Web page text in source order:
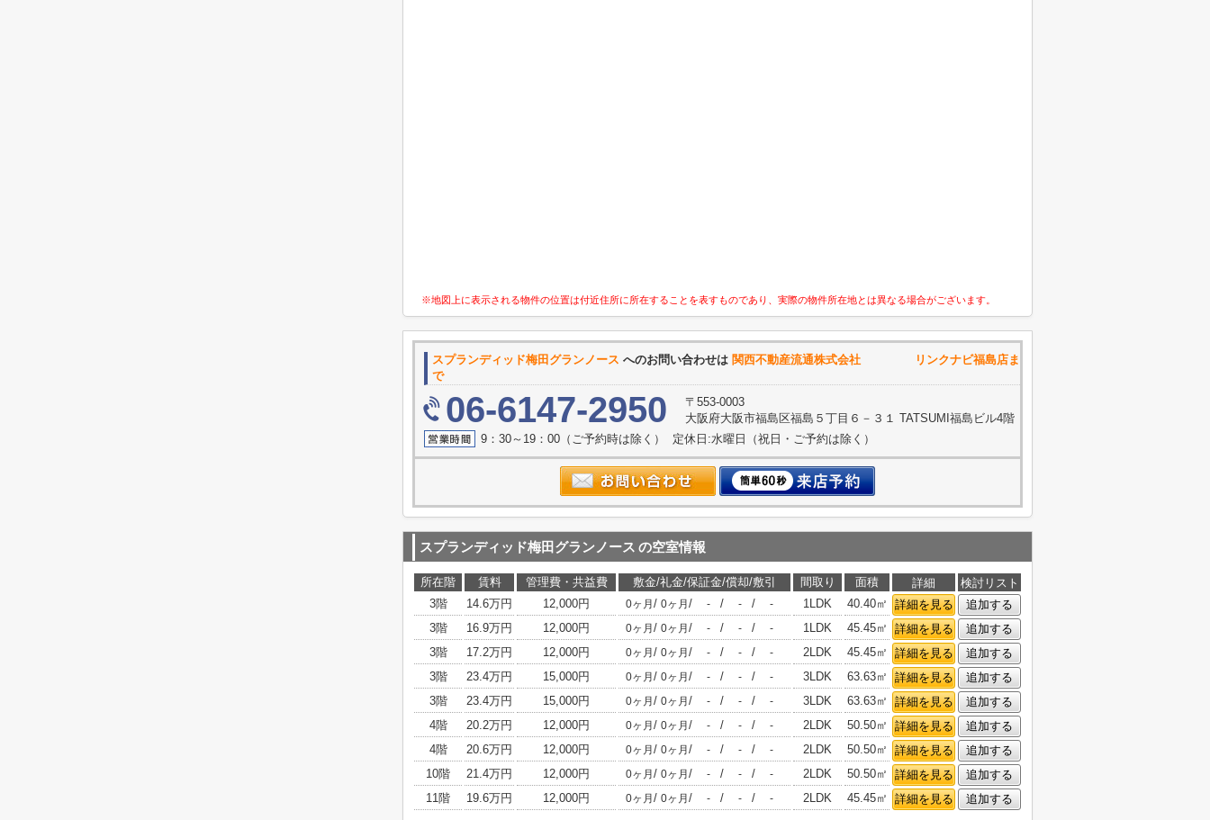
※地図上に表示される物件の位置は付近住所に所在することを表すものであり、実際の物件所在地とは異なる場合がございます。
スプランディッド梅田グランノース へのお問い合わせは 関西不動産流通株式会社 リンクナビ福島店ま
で
06-6147-2950
〒553-0003
大阪府大阪市福島区福島５丁目６－３１ TATSUMI福島ビル4階
9：30～19：00（ご予約時は除く） 定休日:水曜日（祝日・ご予約は除く）
スプランディッド梅田グランノース の空室情報
所在階 賃料 管理費・共益費 敷金/礼金/保証金/償却/敷引 間取り 面積 詳細
検討リスト
3階
14.6万円 12,000円 0ヶ月 / 0ヶ月 / - / - / - 1LDK 40.40㎡ 詳細を見る
追加する
3階
16.9万円 12,000円 0ヶ月 / 0ヶ月 / - / - / - 1LDK 45.45㎡ 詳細を見る
追加する
3階
17.2万円 12,000円 0ヶ月 / 0ヶ月 / - / - / - 2LDK 45.45㎡ 詳細を見る
追加する
3階
23.4万円 15,000円 0ヶ月 / 0ヶ月 / - / - / - 3LDK 63.63㎡ 詳細を見る
追加する
3階
23.4万円 15,000円 0ヶ月 / 0ヶ月 / - / - / - 3LDK 63.63㎡ 詳細を見る
追加する
4階
20.2万円 12,000円 0ヶ月 / 0ヶ月 / - / - / - 2LDK 50.50㎡ 詳細を見る
追加する
4階
20.6万円 12,000円 0ヶ月 / 0ヶ月 / - / - / - 2LDK 50.50㎡ 詳細を見る
追加する
10階
21.4万円 12,000円 0ヶ月 / 0ヶ月 / - / - / - 2LDK 50.50㎡ 詳細を見る
追加する
11階
19.6万円 12,000円 0ヶ月 / 0ヶ月 / - / - / - 2LDK 45.45㎡ 詳細を見る 追加する